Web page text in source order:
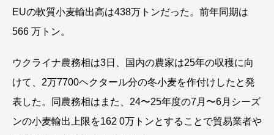
EUの軟質小麦輸出高は438万トンだった。前年同期は
566 万トン。
ウクライナ農務相は3日、国内の農家は25年の収穫に向
けて、2万7700ヘクタール分の冬小麦を作付けしたと発
表した。同農務相はまた、24〜25年度の7月〜6月シーズ
ンの小麦輸出上限を162 0万トンとすることで貿易業者や